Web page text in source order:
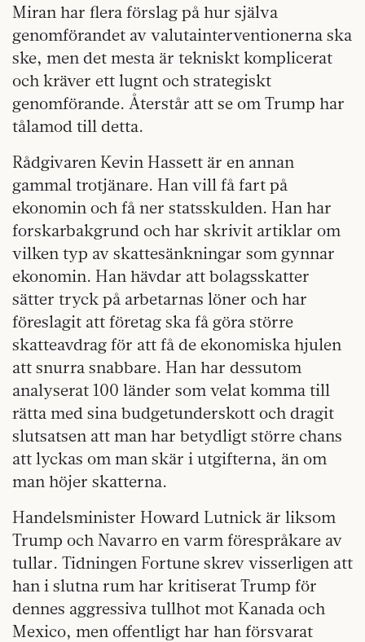
Miran har flera förslag på hur själva
genomförandet av valutainterventionerna ska
ske, men det mesta är tekniskt komplicerat
och kräver ett lugnt och strategiskt
genomförande. Återstår att se om Trump har
tålamod till detta.
Rådgivaren Kevin Hassett är en annan
gammal trotjänare. Han vill få fart på
ekonomin och få ner statsskulden. Han har
forskarbakgrund och har skrivit artiklar om
vilken typ av skattesänkningar som gynnar
ekonomin. Han hävdar att bolagsskatter
sätter tryck på arbetarnas löner och har
föreslagit att företag ska få göra större
skatteavdrag för att få de ekonomiska hjulen
att snurra snabbare. Han har dessutom
analyserat 100 länder som velat komma till
rätta med sina budgetunderskott och dragit
slutsatsen att man har betydligt större chans
att lyckas om man skär i utgifterna, än om
man höjer skatterna.
Handelsminister Howard Lutnick är liksom
Trump och Navarro en varm förespråkare av
tullar. Tidningen Fortune skrev visserligen att
han i slutna rum har kritiserat Trump för
dennes aggressiva tullhot mot Kanada och
Mexico, men offentligt har han försvarat